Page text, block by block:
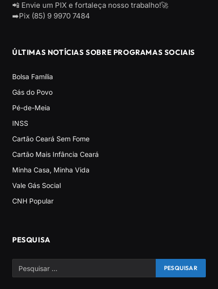
📲 Envie um PIX e fortaleça nosso trabalho!🚀
➡️Pix (85) 9 9970 7484
ÚLTIMAS NOTÍCIAS SOBRE PROGRAMAS SOCIAIS
Bolsa Família
Gás do Povo
Pé-de-Meia
INSS
Cartão Ceará Sem Fome
Cartão Mais Infância Ceará
Minha Casa, Minha Vida
Vale Gás Social
CNH Popular
PESQUISA